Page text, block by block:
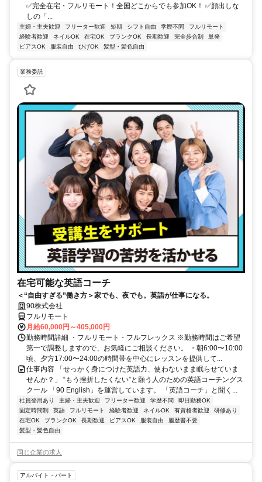
✅完全在宅・フルリモート！全国どこからでも参加OK！ ✅顔出しな
しの「...
主婦・主夫歓迎 フリーター歓迎 短期 シフト自由 学歴不問
フルリモート
経験者歓迎
ネイルOK 在宅OK ブランクOK 長期歓迎 完全歩合制
単発
ピアスOK
服装自由 ひげOK 髪型・髪色自由
業務委託
在宅可能な英語コーチ
＜“自由すぎる”働き方＞家でも、夜でも。英語が仕事になる。
90株式会社
フルリモート
月給60,000円～405,000円
勤務時間詳細 ・フルリモート・フルフレックス ※勤務時間はご希望
第一で調整しますので、お気軽にご相談ください。 ・朝6:00〜10:00
頃、夕方17:00〜24:00の時間帯を中心にレッスンを提供して...
仕事内容 「せっかく身につけた英語力、使わないまま眠らせていま
せんか？」 “もう挫折したくない”と願う人のための英語コーチングス
クール 「90 English」を運営しています。 「英語コーチ」と聞く...
社員登用あり 主婦・主夫歓迎 フリーター歓迎 学歴不問
即日勤務OK
固定時間制
英語 フルリモート 経験者歓迎 ネイルOK 有資格者歓迎
研修あり
在宅OK
ブランクOK 長期歓迎 ピアスOK 服装自由
履歴書不要
髪型・髪色自由
同じ企業の求人
アルバイト・パート